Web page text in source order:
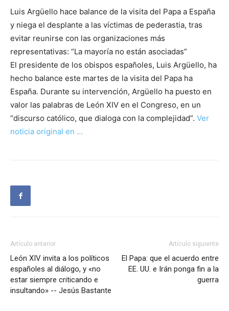
Luis Argüello hace balance de la visita del Papa a España
y niega el desplante a las víctimas de pederastia, tras
evitar reunirse con las organizaciones más
representativas: “La mayoría no están asociadas”
El presidente de los obispos españoles, Luis Argüello, ha
hecho balance este martes de la visita del Papa ha
España. Durante su intervención, Argüello ha puesto en
valor las palabras de León XIV en el Congreso, en un
“discurso católico, que dialoga con la complejidad”. Ver
noticia original en …
Artículo anterior
León XIV invita a los políticos
españoles al diálogo, y «no
estar siempre criticando e
insultando» -- Jesús Bastante
Artículo siguiente
El Papa: que el acuerdo entre
EE. UU. e Irán ponga fin a la
guerra